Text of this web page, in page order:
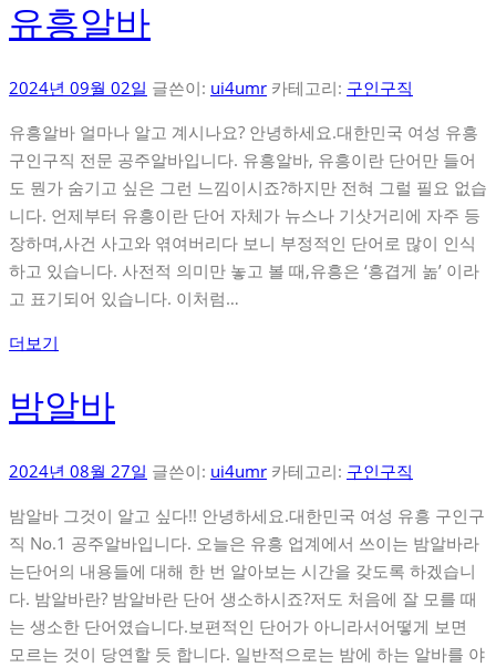
유흥알바
2024년 09월 02일 글쓴이: ui4umr 카테고리: 구인구직
유흥알바 얼마나 알고 계시나요? 안녕하세요.대한민국 여성 유흥
구인구직 전문 공주알바입니다. 유흥알바, 유흥이란 단어만 들어
도 뭔가 숨기고 싶은 그런 느낌이시죠?하지만 전혀 그럴 필요 없습
니다. 언제부터 유흥이란 단어 자체가 뉴스나 기삿거리에 자주 등
장하며,사건 사고와 엮여버리다 보니 부정적인 단어로 많이 인식
하고 있습니다. 사전적 의미만 놓고 볼 때,유흥은 ‘흥겹게 놂’ 이라
고 표기되어 있습니다. 이처럼…
더보기
밤알바
2024년 08월 27일 글쓴이: ui4umr 카테고리: 구인구직
밤알바 그것이 알고 싶다!! 안녕하세요.대한민국 여성 유흥 구인구
직 No.1 공주알바입니다. 오늘은 유흥 업계에서 쓰이는 밤알바라
는단어의 내용들에 대해 한 번 알아보는 시간을 갖도록 하겠습니
다. 밤알바란? 밤알바란 단어 생소하시죠?저도 처음에 잘 모를 때
는 생소한 단어였습니다.보편적인 단어가 아니라서어떻게 보면
모르는 것이 당연할 듯 합니다. 일반적으로는 밤에 하는 알바를 야